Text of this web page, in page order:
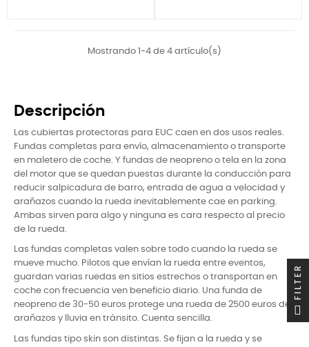
Mostrando 1-4 de 4 artículo(s)
Descripción
Las cubiertas protectoras para EUC caen en dos usos reales.
Fundas completas para envío, almacenamiento o transporte
en maletero de coche. Y fundas de neopreno o tela en la zona
del motor que se quedan puestas durante la conducción para
reducir salpicadura de barro, entrada de agua a velocidad y
arañazos cuando la rueda inevitablemente cae en parking.
Ambas sirven para algo y ninguna es cara respecto al precio
de la rueda.
Las fundas completas valen sobre todo cuando la rueda se
mueve mucho. Pilotos que envían la rueda entre eventos,
guardan varias ruedas en sitios estrechos o transportan en
coche con frecuencia ven beneficio diario. Una funda de
neopreno de 30-50 euros protege una rueda de 2500 euros de
arañazos y lluvia en tránsito. Cuenta sencilla.
Las fundas tipo skin son distintas. Se fijan a la rueda y se
FILTER